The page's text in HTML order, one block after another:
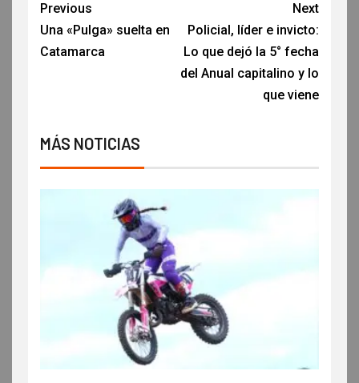
Previous
Una «Pulga» suelta en
Catamarca
Next
Policial, líder e invicto:
Lo que dejó la 5° fecha
del Anual capitalino y lo
que viene
MÁS NOTICIAS